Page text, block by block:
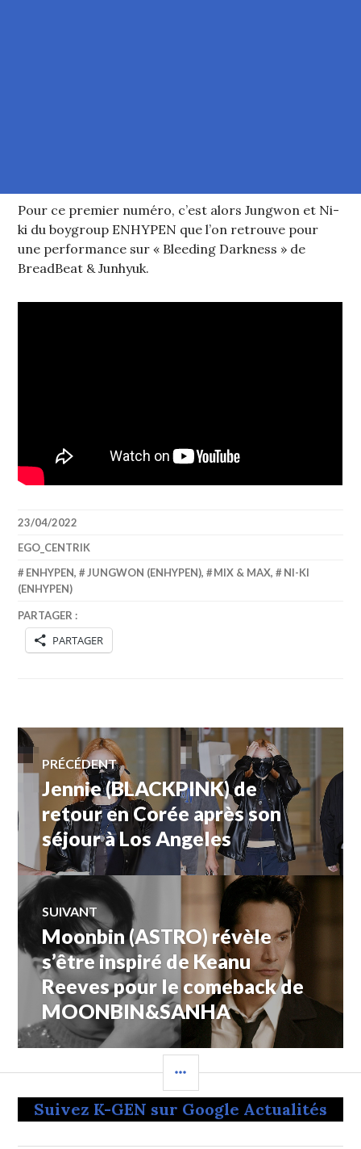
Pour ce premier numéro, c’est alors Jungwon et Ni-
ki du boygroup ENHYPEN que l’on retrouve pour
une performance sur « Bleeding Darkness » de
BreadBeat & Junhyuk.
23/04/2022
EGO_CENTRIK
ENHYPEN, JUNGWON (ENHYPEN), MIX & MAX,
NI-KI
(ENHYPEN)
PARTAGER :
PARTAGER
Navigation
de
l’article
PRÉCÉDENT
Article
précédent :
Jennie (BLACKPINK) de
retour en Corée après son
séjour à Los Angeles
SUIVANT
Article
Suivant:
Moonbin (ASTRO) révèle
s’être inspiré de Keanu
Reeves pour le comeback de
MOONBIN&SANHA
LATÉRALE
Suivez K-GEN sur Google Actualités